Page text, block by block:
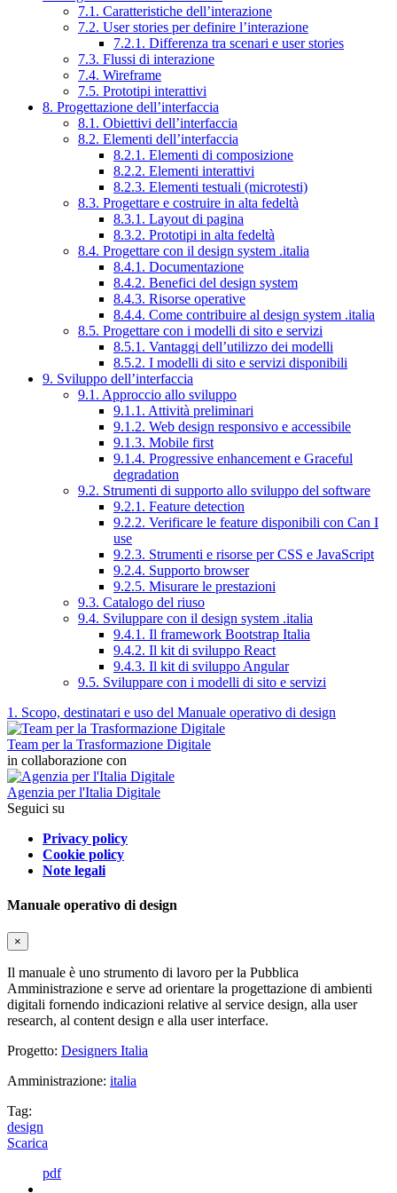
7.1. Caratteristiche dell’interazione
7.2. User stories per definire l’interazione
7.2.1. Differenza tra scenari e user stories
7.3. Flussi di interazione
7.4. Wireframe
7.5. Prototipi interattivi
8. Progettazione dell’interfaccia
8.1. Obiettivi dell’interfaccia
8.2. Elementi dell’interfaccia
8.2.1. Elementi di composizione
8.2.2. Elementi interattivi
8.2.3. Elementi testuali (microtesti)
8.3. Progettare e costruire in alta fedeltà
8.3.1. Layout di pagina
8.3.2. Prototipi in alta fedeltà
8.4. Progettare con il design system .italia
8.4.1. Documentazione
8.4.2. Benefici del design system
8.4.3. Risorse operative
8.4.4. Come contribuire al design system .italia
8.5. Progettare con i modelli di sito e servizi
8.5.1. Vantaggi dell’utilizzo dei modelli
8.5.2. I modelli di sito e servizi disponibili
9. Sviluppo dell’interfaccia
9.1. Approccio allo sviluppo
9.1.1. Attività preliminari
9.1.2. Web design responsivo e accessibile
9.1.3. Mobile first
9.1.4. Progressive enhancement e Graceful
degradation
9.2. Strumenti di supporto allo sviluppo del software
9.2.1. Feature detection
9.2.2. Verificare le feature disponibili con Can I
use
9.2.3. Strumenti e risorse per CSS e JavaScript
9.2.4. Supporto browser
9.2.5. Misurare le prestazioni
9.3. Catalogo del riuso
9.4. Sviluppare con il design system .italia
9.4.1. Il framework Bootstrap Italia
9.4.2. Il kit di sviluppo React
9.4.3. Il kit di sviluppo Angular
9.5. Sviluppare con i modelli di sito e servizi
1. Scopo, destinatari e uso del Manuale operativo di design
Team per la Trasformazione Digitale
in collaborazione con
Agenzia per l'Italia Digitale
Seguici su
Privacy policy
Cookie policy
Note legali
Manuale operativo di design
×
Il manuale è uno strumento di lavoro per la Pubblica
Amministrazione e serve ad orientare la progettazione di ambienti
digitali fornendo indicazioni relative al service design, alla user
research, al content design e alla user interface.
Progetto: Designers Italia
Amministrazione: italia
Tag:
design
Scarica
pdf